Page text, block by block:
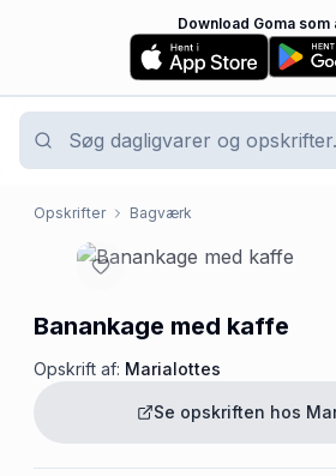
Download Goma som
Opskrifter Bagværk
Banankage med kaffe
Opskrift af: Marialottes
Se opskriften hos